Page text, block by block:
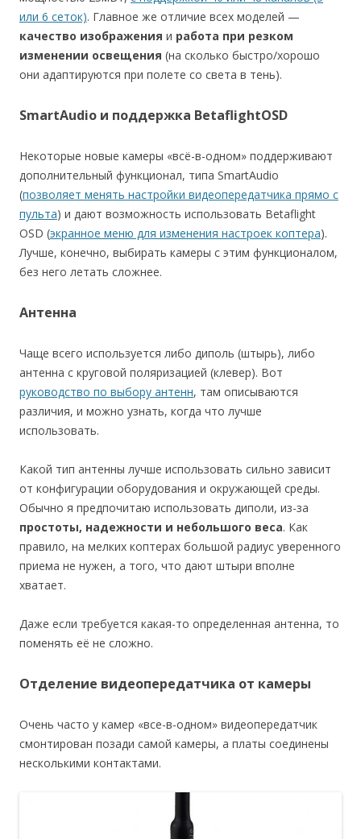
или 6 сеток). Главное же отличие всех моделей —
качество изображения и работа при резком
изменении освещения (на сколько быстро/хорошо
они адаптируются при полете со света в тень).
SmartAudio и поддержка BetaflightOSD
Некоторые новые камеры «всё-в-одном» поддерживают
дополнительный функционал, типа SmartAudio
(позволяет менять настройки видеопередатчика прямо с
пульта) и дают возможность использовать Betaflight
OSD (экранное меню для изменения настроек коптера).
Лучше, конечно, выбирать камеры с этим функционалом,
без него летать сложнее.
Антенна
Чаще всего используется либо диполь (штырь), либо
антенна с круговой поляризацией (клевер). Вот
руководство по выбору антенн, там описываются
различия, и можно узнать, когда что лучше
использовать.
Какой тип антенны лучше использовать сильно зависит
от конфигурации оборудования и окружающей среды.
Обычно я предпочитаю использовать диполи, из-за
простоты, надежности и небольшого веса. Как
правило, на мелких коптерах большой радиус уверенного
приема не нужен, а того, что дают штыри вполне
хватает.
Даже если требуется какая-то определенная антенна, то
поменять её не сложно.
Отделение видеопередатчика от камеры
Очень часто у камер «все-в-одном» видеопередатчик
смонтирован позади самой камеры, а платы соединены
несколькими контактами.